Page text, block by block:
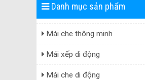
Danh mục sản phẩm
Mái che thông minh
Mái xếp di động
Mái che di động